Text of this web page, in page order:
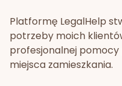
Platformę LegalHelp
potrzeby moich
profesjonalnej pomocy
miejsca zamieszkania.